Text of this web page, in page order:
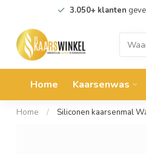
3.050+ klanten
Home Kaarsenwas
Home / Siliconen kaarsenmal